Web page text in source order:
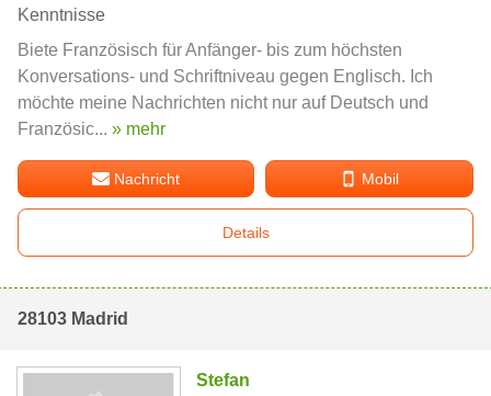
Kenntnisse
Biete Französisch für Anfänger- bis zum höchsten
Konversations- und Schriftniveau gegen Englisch. Ich
möchte meine Nachrichten nicht nur auf Deutsch und
Französic... » mehr
Nachricht Mobil
Details
28103 Madrid
Stefan